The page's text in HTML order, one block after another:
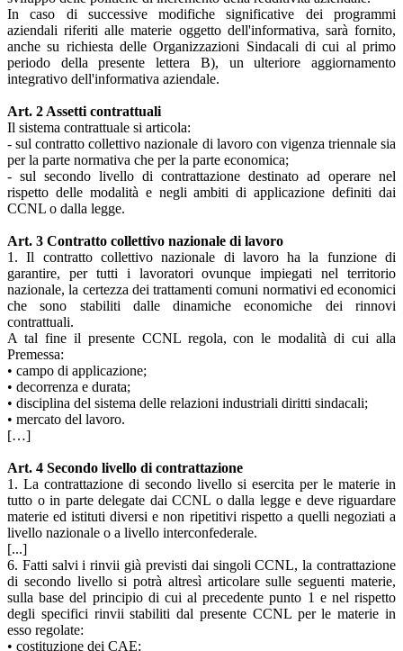
In caso di successive modifiche significative dei programmi
aziendali riferiti alle materie oggetto dell'informativa, sarà fornito,
anche su richiesta delle Organizzazioni Sindacali di cui al primo
periodo della presente lettera B), un ulteriore aggiornamento
integrativo dell'informativa aziendale.
Art. 2 Assetti contrattuali
Il sistema contrattuale si articola:
- sul contratto collettivo nazionale di lavoro con vigenza triennale sia
per la parte normativa che per la parte economica;
- sul secondo livello di contrattazione destinato ad operare nel
rispetto delle modalità e negli ambiti di applicazione definiti dai
CCNL o dalla legge.
Art. 3 Contratto collettivo nazionale di lavoro
1. Il contratto collettivo nazionale di lavoro ha la funzione di
garantire, per tutti i lavoratori ovunque impiegati nel territorio
nazionale, la certezza dei trattamenti comuni normativi ed economici
che sono stabiliti dalle dinamiche economiche dei rinnovi
contrattuali.
A tal fine il presente CCNL regola, con le modalità di cui alla
Premessa:
• campo di applicazione;
• decorrenza e durata;
• disciplina del sistema delle relazioni industriali diritti sindacali;
• mercato del lavoro.
[…]
Art. 4 Secondo livello di contrattazione
1. La contrattazione di secondo livello si esercita per le materie in
tutto o in parte delegate dai CCNL o dalla legge e deve riguardare
materie ed istituti diversi e non ripetitivi rispetto a quelli negoziati a
livello nazionale o a livello interconfederale.
[...]
6. Fatti salvi i rinvii già previsti dai singoli CCNL, la contrattazione
di secondo livello si potrà altresì articolare sulle seguenti materie,
sulla base del principio di cui al precedente punto 1 e nel rispetto
degli specifici rinvii stabiliti dal presente CCNL per le materie in
esso regolate:
• costituzione dei CAE;